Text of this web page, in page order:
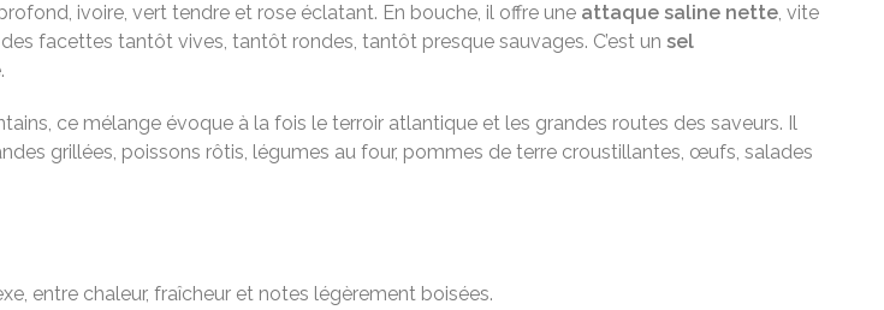
ivoire, vert tendre et rose éclatant. En bouche, il offre une attaque saline nette, vite
facettes tantôt vives, tantôt rondes, tantôt presque sauvages. C’est un sel
ce mélange évoque à la fois le terroir atlantique et les grandes routes des saveurs. Il
grillées, poissons rôtis, légumes au four, pommes de terre croustillantes, œufs, salades
entre chaleur, fraîcheur et notes légèrement boisées.